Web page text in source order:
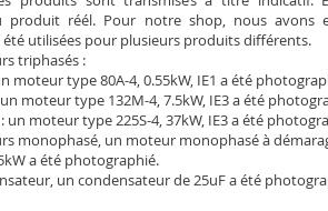
produit réél. Pour notre shop, nous avons
utilisées pour plusieurs produits différents.
triphasés :
moteur type 80A-4, 0.55kW, IE1 a été
un moteur type 132M-4, 7.5kW, IE3 a été
un moteur type 225S-4, 37kW, IE3 a été
monophasé, un moteur monophasé à
a été photographié.
un condensateur de 25uF a été